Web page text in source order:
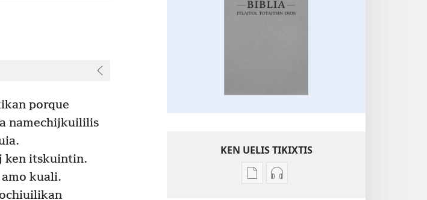
porque
namechijkuililis
ken itskuintin.
kuali.
KEN UELIS TIKIXTIS
XikinkixtiXikkixti